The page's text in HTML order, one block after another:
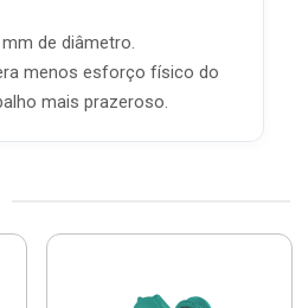
de diâmetro.
menos esforço físico do
mais prazeroso.